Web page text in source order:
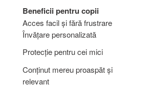
Beneficii pentru copii
Acces facil și fără frustrare
Învățare personalizată
Protecție pentru cei mici
Conținut mereu proaspăt și
relevant